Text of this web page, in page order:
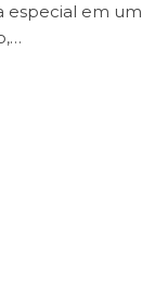
especial em